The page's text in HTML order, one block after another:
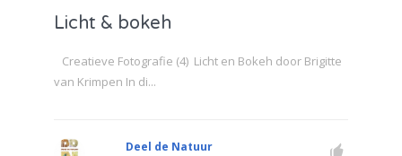
Licht & bokeh
Creatieve Fotografie (4) Licht en Bokeh door Brigitte
van Krimpen In di...
Deel de Natuur